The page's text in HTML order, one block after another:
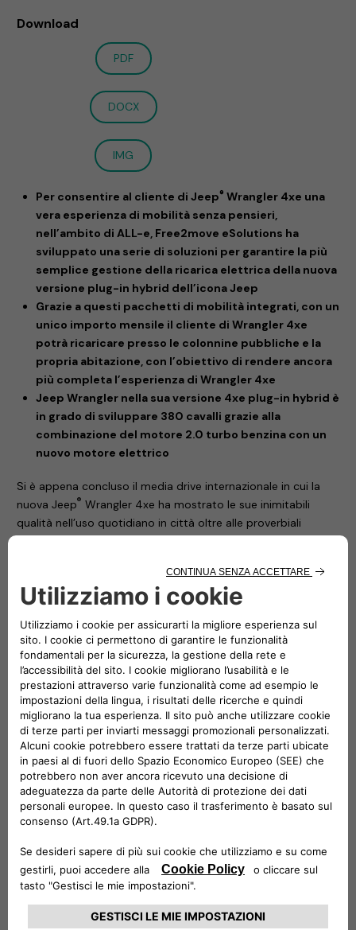
Download
PDF
DOCX
IMG
Per consentire al cliente di Jeep® Wrangler 4xe una
vera esperienza di mobilità senza pensieri,
nell’ambito di ALL-e, Free2move eSolutions ha
sviluppato una serie di soluzioni per garantire la più
semplice gestione della ricarica elettrica della nuova
versione plug-in hybrid dell’icona Jeep
Grazie a questi pacchetti di mobilità integrati, con un
unico importo mensile il cliente di Wrangler 4xe
potrà ricaricare presso le colonnine pubbliche e la
propria abitazione, con l’obiettivo di rendere ancora
più completa l’esperienza di Wrangler 4xe
Jeep Wrangler nella sua versione 4xe plug-in hybrid è
in grado di sviluppare 380 cavalli grazie alla
combinazione del motore 2.0 turbo benzina con un
nuovo motore elettrico
Si è appena concluso il media drive internazionale in cui la
nuova Jeep® Wrangler 4xe ha mostrato le sue inimitabili
qualità nell’uso quotidiano in città oltre alle proverbiali
tecnicamente avanzata di sempre.
La nuova Jeep Wrangler 4xe offre un sistema di propulsione
ibrido plug-in che consente l’opzione di guida in modalità
full-electric a zero emissioni e un’autonomia che può
superare i 50 km nel ciclo urbano. Grazie all’unione delle
competenze di Jeep e di Free2move eSolutions (la joint
venture tra Stellantis e Engie EPS nata con l’obiettivo di
diventare leader a livello internazionale nella progettazione,
realizzazione e fornitura di prodotti e servizi per l’e-mobility)
nell’ambito delle offerte di ricarica ALL-e sono state create
soluzioni integrate con un unico obiettivo comune: la più
semplice e completa esperienza per il cliente.
Grazie a due pacchetti di mobilità, Basic ed Evo, il cliente di
Wrangler 4xe potrà ricaricare la sua vettura presso le
colonnine pubbliche e la propria abitazione con un unico
importo mensile.
Basic include la performante e sicura easyWallbox – il